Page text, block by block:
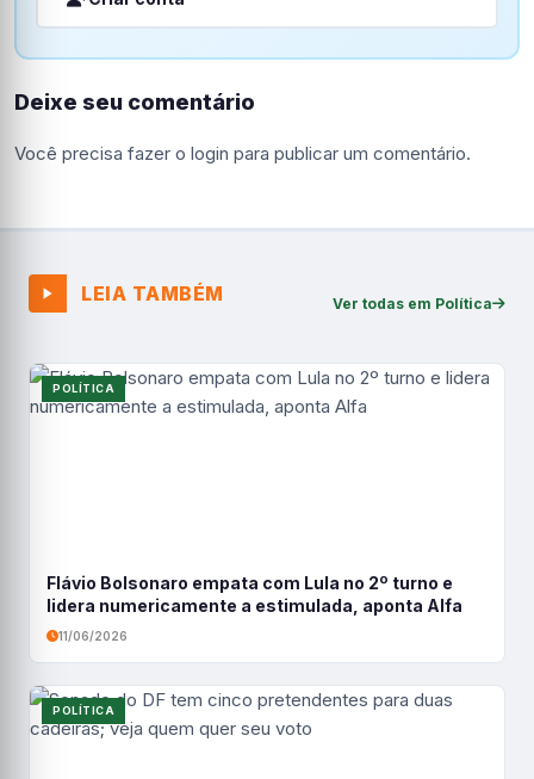
Deixe seu comentário
Você precisa fazer o login para publicar um comentário.
LEIA TAMBÉM Ver todas em Política
POLÍTICA
Flávio Bolsonaro empata com Lula no 2º turno e
lidera numericamente a estimulada, aponta Alfa
11/06/2026
POLÍTICA